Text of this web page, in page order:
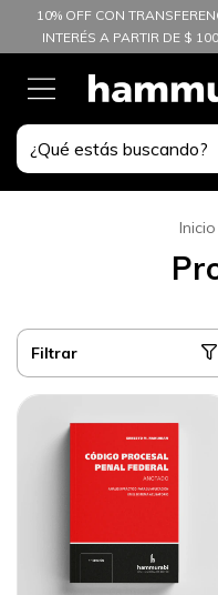
10% OFF CON
INTERÉS A PARTIR DE $
Inicio
Filtrar